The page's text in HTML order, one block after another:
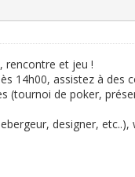
rencontre et jeu !
14h00, assistez à des
(tournoi de poker,
designer,